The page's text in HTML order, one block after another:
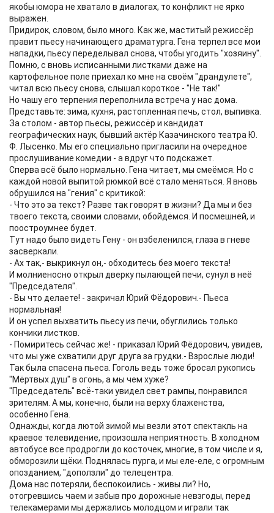
якобы юмора не хватало в диалогах, то конфликт не ярко
выражен.
Придирок, словом, было много. Как же, маститый режиссёр
правит пьесу начинающего драматурга. Гена терпел все мои
нападки, пьесу переделывал снова, чтобы угодить "хозяину".
Помню, с вновь исписанными листками даже на
картофельное поле приехал ко мне на своём "драндулете",
читал всю пьесу снова, слышал короткое - "Не так!"
Но чашу его терпения переполнила встреча у нас дома.
Представьте: зима, кухня, растопленная печь, стол, выпивка.
За столом - автор пьесы, режиссёр и кандидат
географических наук, бывший актёр Казачинского театра Ю.
Ф. Лысенко. Мы его специально пригласили на очередное
прослушивание комедии - а вдруг что подскажет.
Сперва всё было нормально. Гена читает, мы смеёмся. Но с
каждой новой выпитой рюмкой всё стало меняться. Я вновь
обрушился на "гения" с критикой:
- Что это за текст? Разве так говорят в жизни? Да мы и без
твоего текста, своими словами, обойдёмся. И посмешней, и
поостроумнее будет.
Тут надо было видеть Гену - он взбеленился, глаза в гневе
засверкали.
- Ах так,- выкрикнул он,- обходитесь без моего текста!
И молниеносно открыл дверку пылающей печи, сунул в неё
"Председателя".
- Вы что делаете! - закричал Юрий Фёдорович.- Пьеса
нормальная!
И он успел выхватить пьесу из печи, обуглились только
кончики листков.
- Помиритесь сейчас же! - приказал Юрий Фёдорович, увидев,
что мы уже схватили друг друга за грудки.- Взрослые люди!
Так была спасена пьеса. Гоголь ведь тоже бросал рукопись
"Мёртвых душ" в огонь, а мы чем хуже?
"Председатель" всё-таки увидел свет рампы, понравился
зрителям. А мы, конечно, были на верху блаженства,
особенно Гена.
Однажды, когда лютой зимой мы везли этот спектакль на
краевое телевидение, произошла неприятность. В холодном
автобусе все продрогли до косточек, многие, в том числе и я,
обморозили щёки. Поднялась пурга, и мы еле-еле, с огромным
опозданием, "доползли" до телецентра.
Дома нас потеряли, беспокоились - живы ли? Но,
отогревшись чаем и забыв про дорожные невзгоды, перед
телекамерами мы держались молодцом и играли так